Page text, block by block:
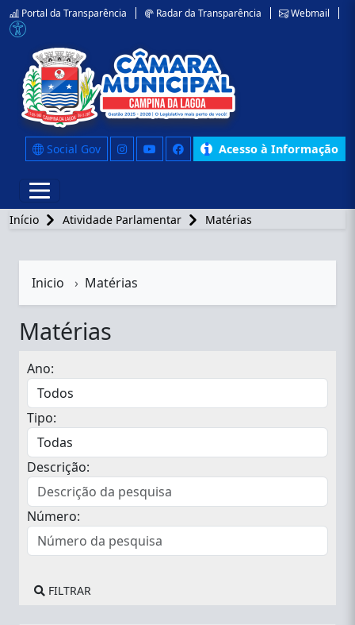
Portal da Transparência Radar da Transparência Webmail
Social Gov Acesso à Informação
Início Atividade Parlamentar Matérias
Inicio Matérias
Matérias
Ano:
Tipo:
Descrição:
Número:
FILTRAR